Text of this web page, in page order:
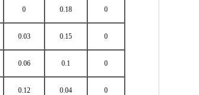
0 0.18 0
0.03 0.15 0
0.06 0.1 0
0.12 0.04 0